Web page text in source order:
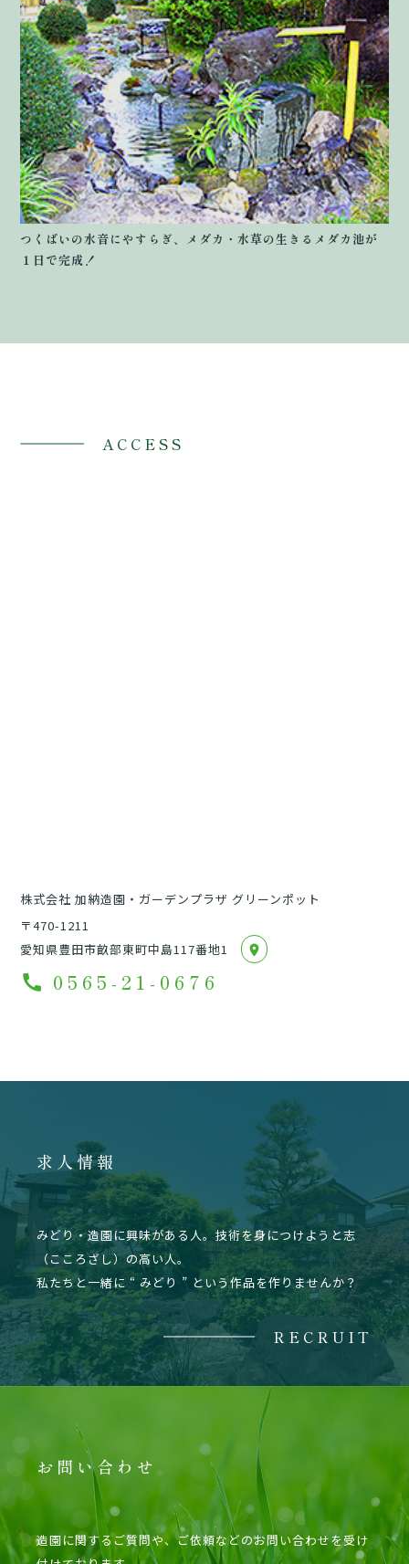
つくばいの水音にやすらぎ、メダカ・水草の生きるメダカ池が
１日で完成！
ACCESS
株式会社 加納造園・ガーデンプラザ グリーンポット
〒470-1211
愛知県豊田市畝部東町中島117番地1
location_on
call 0565-21-0676
求人情報
みどり・造園に興味がある人。技術を身につけようと志
（こころざし）の高い人。
私たちと一緒に “ みどり ” という作品を作りませんか？
RECRUIT
お問い合わせ
造園に関するご質問や、ご依頼などのお問い合わせを受け